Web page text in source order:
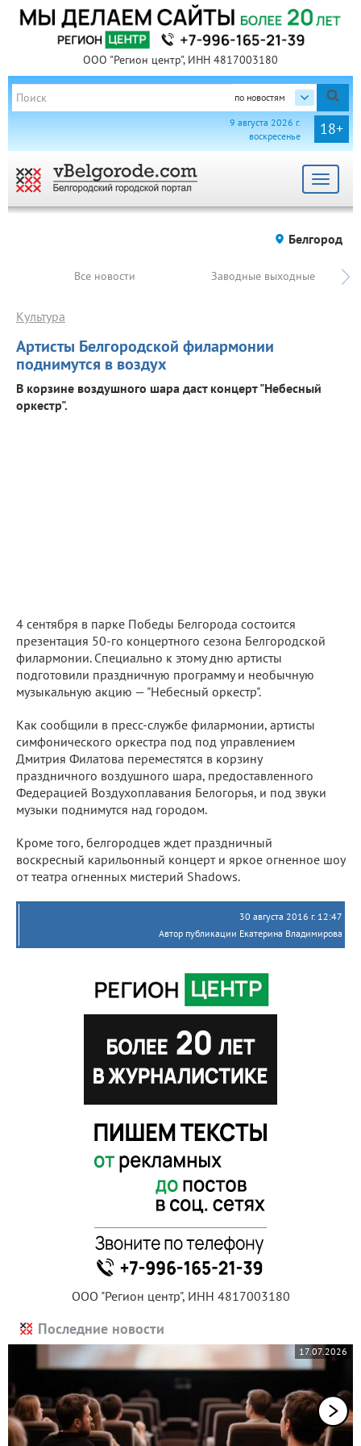
ООО "Регион центр", ИНН 4817003180
по новостям
18+
9 августа 2026 г.
воскресенье
Toggle
Белгород
Все новости Заводные выходные
Артисты Белгородской филармонии
поднимутся в воздух
Культура
В корзине воздушного шара даст концерт "Небесный
оркестр".
4 сентября в парке Победы Белгорода состоится
презентация 50-го концертного сезона Белгородской
филармонии. Специально к этому дню артисты
подготовили праздничную программу и необычную
музыкальную акцию — "Небесный оркестр".
Как сообщили в пресс-службе филармонии, артисты
симфонического оркестра под под управлением
Дмитрия Филатова переместятся в корзину
праздничного воздушного шара, предоставленного
Федерацией Воздухоплавания Белогорья, и под звуки
музыки поднимутся над городом.
Кроме того, белгородцев ждет праздничный
воскресный карильонный концерт и яркое огненное шоу
от театра огненных мистерий Shadows.
30 августа 2016 г. 12:47
Автор публикации Екатерина Владимирова
ООО "Регион центр", ИНН 4817003180
Последние новости
17.07.2026